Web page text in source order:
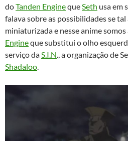
doTanden EnginequeSeth usa em
falava sobre as possibilidades se
miniaturizada e nesse anime
Engineque substitui o olho
serviço daS.I.N., a organização de
Shadaloo.